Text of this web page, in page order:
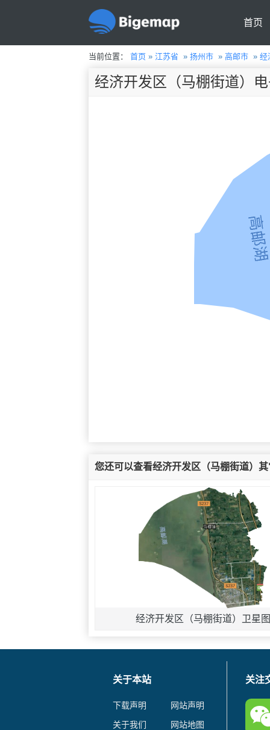
首页
当前位置： 首页» 江苏省 » 扬州市» 高邮市» 经
经济开发区（马棚街道）
您还可以查看经济开发区（马棚街道）
经济开发区（马棚街道）卫星图
关于本站
下载声明
网站声明
关于我们
网站地图
关注